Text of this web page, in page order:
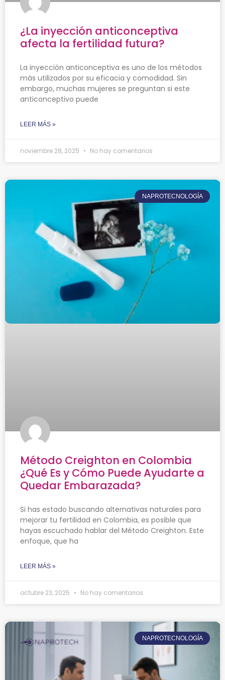
¿La inyección anticonceptiva
afecta la fertilidad futura?
La inyección anticonceptiva es uno de los métodos
más utilizados por su eficacia y comodidad. Sin
embargo, muchas mujeres se preguntan si este
anticonceptivo puede
LEER MÁS »
noviembre 28, 2025 No hay comentarios
NAPROTECNOLOGÍA
Método Creighton en Colombia
¿Qué Es y Cómo Puede Ayudarte a
Quedar Embarazada?
Si has estado buscando alternativas naturales para
mejorar tu fertilidad en Colombia, es posible que
hayas escuchado hablar del Método Creighton. Este
enfoque, que ha
LEER MÁS »
octubre 23, 2025 No hay comentarios
NAPROTECNOLOGÍA